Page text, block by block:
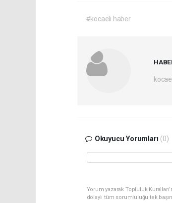
#kocaeli haber
Okuyucu Yorumları (0)
Yorum yazarak Topluluk
dolaylı tüm sorumluluğu tek